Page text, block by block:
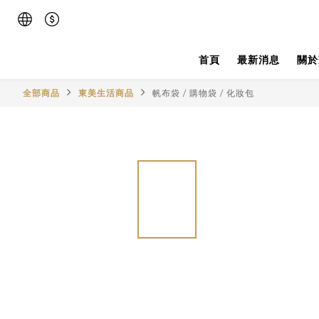
首頁 最新消息 關
全部商品 東美生活商品 帆布袋 / 購物袋 / 化妝包